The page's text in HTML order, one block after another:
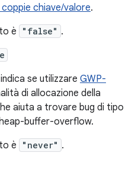
coppie chiave/valore.
è
"false" .
se utilizzare GWP-
di allocazione della
aiuta a trovare bug di tipo
buffer-overflow.
è
"never" .